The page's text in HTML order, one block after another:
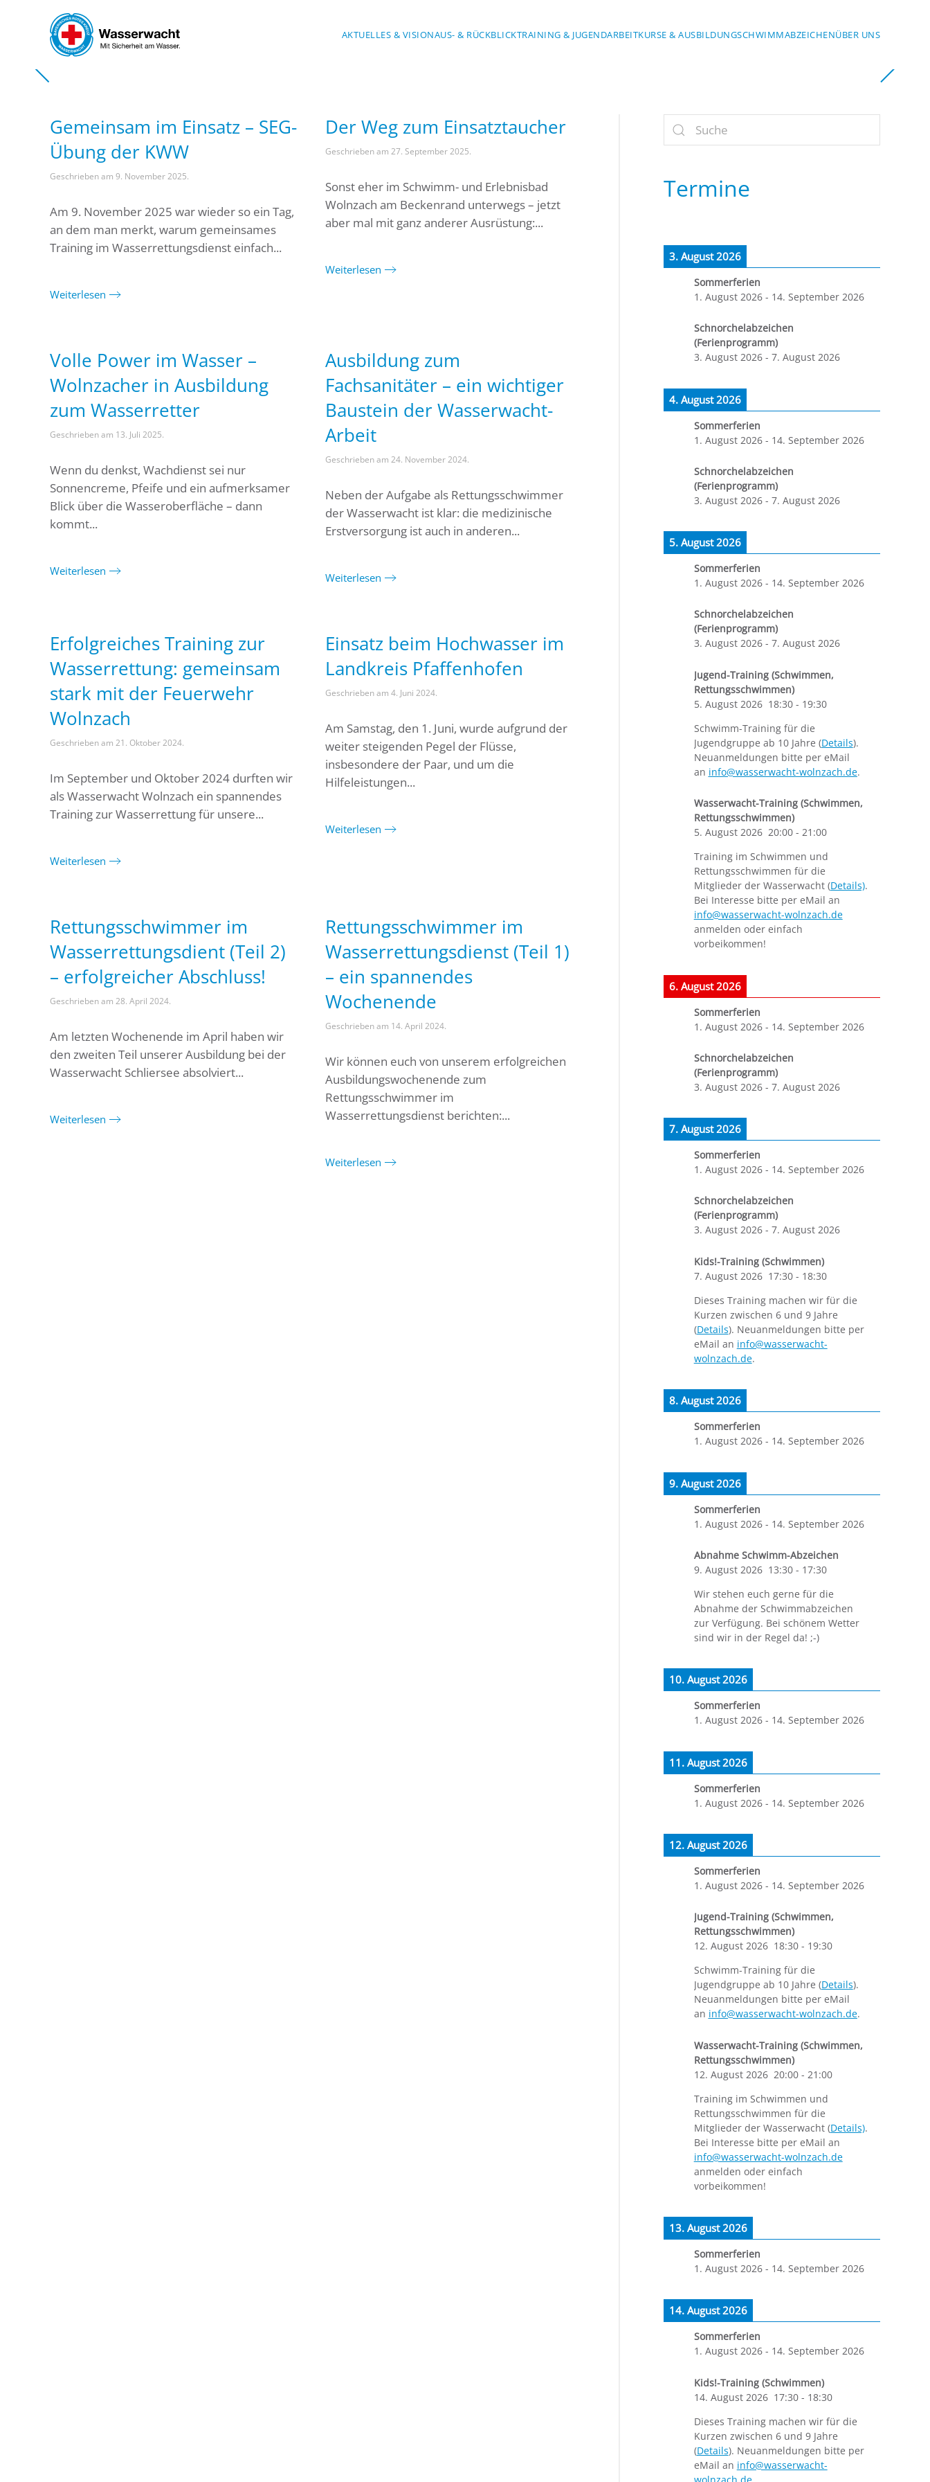
Skip to main content AKTUELLES & VISIONAUS- & RÜCKBLICKTRAINING & JUGENDARBEITKURSE & AUSBILDUNGSCHWIMMABZEICHENÜBER UNS
Gemeinsam im Einsatz – SEG-
Übung der KWW
Geschrieben am 9. November 2025.
Am 9. November 2025 war wieder so ein Tag,
an dem man merkt, warum gemeinsames
Training im Wasserrettungsdienst einfach...
Weiterlesen
Der Weg zum Einsatztaucher
Geschrieben am27. September 2025.
Sonst eher im Schwimm- und Erlebnisbad
Wolnzach am Beckenrand unterwegs – jetzt
aber mal mit ganz anderer Ausrüstung:...
Weiterlesen
Volle Power im Wasser –
Wolnzacher in Ausbildung
zum Wasserretter
Geschrieben am 13. Juli 2025.
Wenn du denkst, Wachdienst sei nur
Sonnencreme, Pfeife und ein aufmerksamer
Blick über die Wasseroberfläche – dann
kommt...
Weiterlesen
Ausbildung zum
Fachsanitäter – ein wichtiger
Baustein der Wasserwacht-
Arbeit
Geschrieben am24. November 2024.
Neben der Aufgabe als Rettungsschwimmer
der Wasserwacht ist klar: die medizinische
Erstversorgung ist auch in anderen...
Weiterlesen
Erfolgreiches Training zur
Wasserrettung: gemeinsam
stark mit der Feuerwehr
Wolnzach
Geschrieben am 21. Oktober 2024.
Im September und Oktober 2024 durften wir
als Wasserwacht Wolnzach ein spannendes
Training zur Wasserrettung für unsere...
Weiterlesen
Einsatz beim Hochwasser im
Landkreis Pfaffenhofen
Geschrieben am4. Juni 2024.
Am Samstag, den 1. Juni, wurde aufgrund der
weiter steigenden Pegel der Flüsse,
insbesondere der Paar, und um die
Hilfeleistungen...
Weiterlesen
Rettungsschwimmer im
Wasserrettungsdient (Teil 2)
– erfolgreicher Abschluss!
Geschrieben am 28. April 2024.
Am letzten Wochenende im April haben wir
den zweiten Teil unserer Ausbildung bei der
Wasserwacht Schliersee absolviert...
Weiterlesen
Rettungsschwimmer im
Wasserrettungsdienst (Teil 1)
– ein spannendes
Wochenende
Geschrieben am 14. April 2024.
Wir können euch von unserem erfolgreichen
Ausbildungswochenende zum
Rettungsschwimmer im
Wasserrettungsdienst berichten:...
Weiterlesen
Termine
3. August 2026
Sommerferien
1. August 2026- 14. September 2026
Schnorchelabzeichen
(Ferienprogramm)
3. August 2026- 7. August 2026
4. August 2026
Sommerferien
1. August 2026- 14. September 2026
Schnorchelabzeichen
(Ferienprogramm)
3. August 2026- 7. August 2026
5. August 2026
Sommerferien
1. August 2026- 14. September 2026
Schnorchelabzeichen
(Ferienprogramm)
3. August 2026- 7. August 2026
Jugend-Training (Schwimmen,
Rettungsschwimmen)
5. August 2026 18:30- 19:30
Schwimm-Training für die
Jugendgruppe ab 10 Jahre (Details).
Neuanmeldungen bitte per eMail
an info@wasserwacht-wolnzach.de.
Wasserwacht-Training (Schwimmen,
Rettungsschwimmen)
5. August 2026 20:00- 21:00
Training im Schwimmen und
Rettungsschwimmen für die
Mitglieder der Wasserwacht (Details).
Bei Interesse bitte per eMail an
info@wasserwacht-wolnzach.de
anmelden oder einfach
vorbeikommen!
6. August 2026
Sommerferien
1. August 2026- 14. September 2026
Schnorchelabzeichen
(Ferienprogramm)
3. August 2026- 7. August 2026
7. August 2026
Sommerferien
1. August 2026- 14. September 2026
Schnorchelabzeichen
(Ferienprogramm)
3. August 2026- 7. August 2026
Kids!-Training (Schwimmen)
7. August 2026 17:30- 18:30
Dieses Training machen wir für die
Kurzen zwischen 6 und 9 Jahre
(Details). Neuanmeldungen bitte per
eMail an info@wasserwacht-
wolnzach.de.
8. August 2026
Sommerferien
1. August 2026- 14. September 2026
9. August 2026
Sommerferien
1. August 2026- 14. September 2026
Abnahme Schwimm-Abzeichen
9. August 2026 13:30- 17:30
Wir stehen euch gerne für die
Abnahme der Schwimmabzeichen
zur Verfügung. Bei schönem Wetter
sind wir in der Regel da! ;-)
10. August 2026
Sommerferien
1. August 2026- 14. September 2026
11. August 2026
Sommerferien
1. August 2026- 14. September 2026
12. August 2026
Sommerferien
1. August 2026- 14. September 2026
Jugend-Training (Schwimmen,
Rettungsschwimmen)
12. August 2026 18:30- 19:30
Schwimm-Training für die
Jugendgruppe ab 10 Jahre (Details).
Neuanmeldungen bitte per eMail
an info@wasserwacht-wolnzach.de.
Wasserwacht-Training (Schwimmen,
Rettungsschwimmen)
12. August 2026 20:00- 21:00
Training im Schwimmen und
Rettungsschwimmen für die
Mitglieder der Wasserwacht (Details).
Bei Interesse bitte per eMail an
info@wasserwacht-wolnzach.de
anmelden oder einfach
vorbeikommen!
13. August 2026
Sommerferien
1. August 2026- 14. September 2026
14. August 2026
Sommerferien
1. August 2026- 14. September 2026
Kids!-Training (Schwimmen)
14. August 2026 17:30- 18:30
Dieses Training machen wir für die
Kurzen zwischen 6 und 9 Jahre
(Details). Neuanmeldungen bitte per
eMail an info@wasserwacht-